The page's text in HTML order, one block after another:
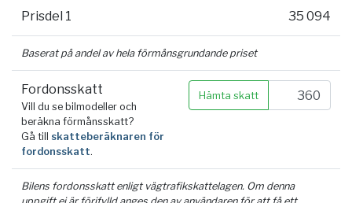
Prisdel 1 35 094
Baserat på andel av hela förmånsgrundande priset
Fordonsskatt
Vill du se bilmodeller och
beräkna förmånsskatt?
Gå till skatteberäknaren för
fordonsskatt.
Hämta skatt
Bilens fordonsskatt enligt vägtrafikskattelagen. Om denna